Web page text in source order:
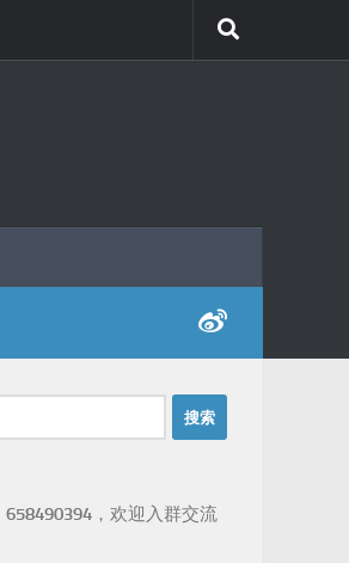
658490394 ，欢迎入群交流